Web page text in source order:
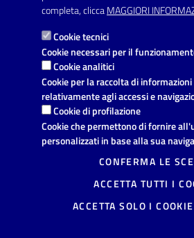
completa, cliccaMAGGIORI
Cookie tecnici
Cookie necessari per il
Cookie analitici
Cookie per la raccolta di
relativamente agli accessi e
Cookie di profilazione
Cookie che permettono di fornire
personalizzati in base alla sua
CONFERMA LE
ACCETTA TUTTI I
ACCETTA SOLO I
Luoghi
Eventi
AMMINISTRAZIONE TRASPARENTE
I dati personali pubblicati sono riutilizzabili
previste dalla direttiva comunitaria 2003/
36/2006
Comune di Avetrana
Provincia di Taranto
Via Vittorio Emanuele, 19, 74020